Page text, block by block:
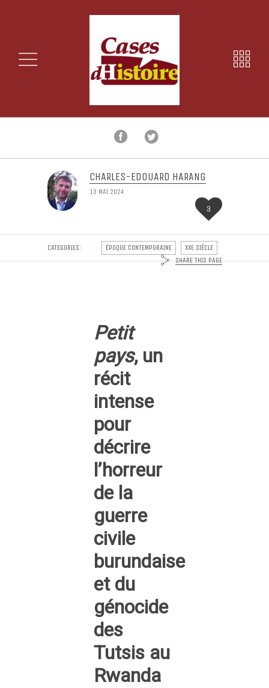
CHARLES-EDOUARD HARANG
13 MAI 2024
3
CATEGORIES: ÉPOQUE CONTEMPORAINE
XXE SIÈCLE
SHARE THIS PAGE
Petit
pays, un
récit
intense
pour
décrire
l’horreur
de la
guerre
civile
burundaise
et du
génocide
des
Tutsis au
Rwanda